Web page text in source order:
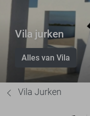
Vila jurken
Alles van Vila
Vila Jurken